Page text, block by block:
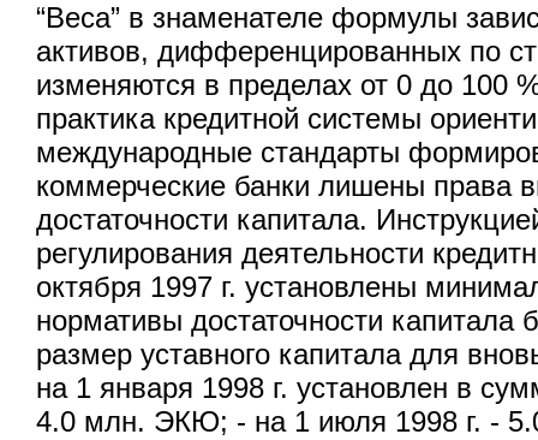
“Веса” в знаменателе формулы
активов, дифференцированных по
изменяются в пределах от 0 до 100
практика кредитной системы
международные стандарты
коммерческие банки лишены права
достаточности капитала.
регулирования деятельности
октября 1997 г. установлены
нормативы достаточности
размер уставного капитала для
на 1 января 1998 г. установлен в
4.0 млн. ЭКЮ; - на 1 июля 1998 г. -